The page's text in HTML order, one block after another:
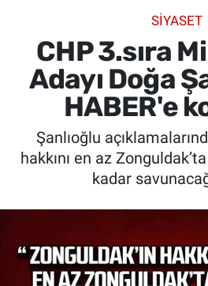
SİYASET
CHP 3.sıra
Adayı Doğa
HABER'e
Şanlıoğlu
hakkını en az
kadar
SPOR
SAĞLIK